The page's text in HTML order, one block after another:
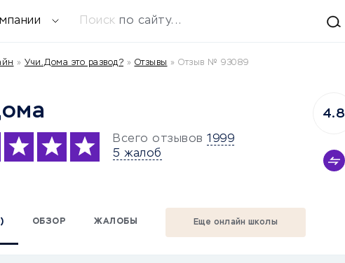
Поиск по сайту...
» Учи.Дома это развод? » Отзывы » Отзыв № 93089
Всего отзывов 1999
5 жалоб
4.8
ОБЗОР ЖАЛОБЫ Еще онлайн школы